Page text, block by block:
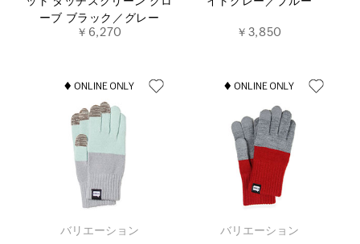
ーブ ブラック／グレー
￥6,270
￥3,850
バリエーション
バリエーション